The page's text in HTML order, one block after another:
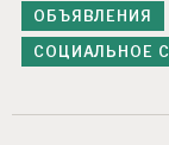
ОБЪЯВЛЕНИЯ
СОЦИАЛЬНОЕ